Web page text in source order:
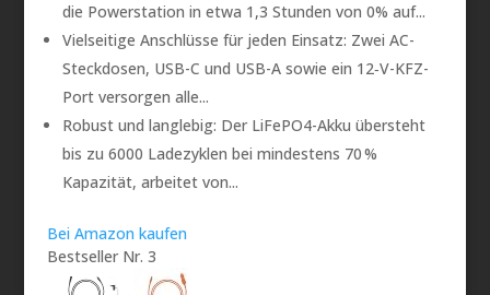
die Powerstation in etwa 1,3 Stunden von 0% auf...
Vielseitige Anschlüsse für jeden Einsatz: Zwei AC-
Steckdosen, USB-C und USB-A sowie ein 12‑V-KFZ-
Port versorgen alle...
Robust und langlebig: Der LiFePO4-Akku übersteht
bis zu 6000 Ladezyklen bei mindestens 70 %
Kapazität, arbeitet von...
Bei Amazon kaufen
Bestseller Nr. 3